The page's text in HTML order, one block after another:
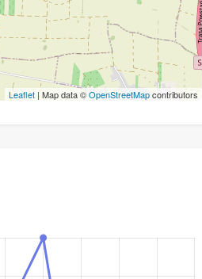
Leaflet | Map data ©OpenStreetMapcontributors